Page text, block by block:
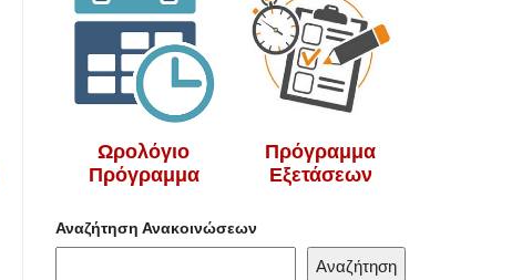
Ωρολόγιο
Πρόγραμμα
Πρόγραμμα
Εξετάσεων
Αναζήτηση Ανακοινώσεων
Αναζήτηση